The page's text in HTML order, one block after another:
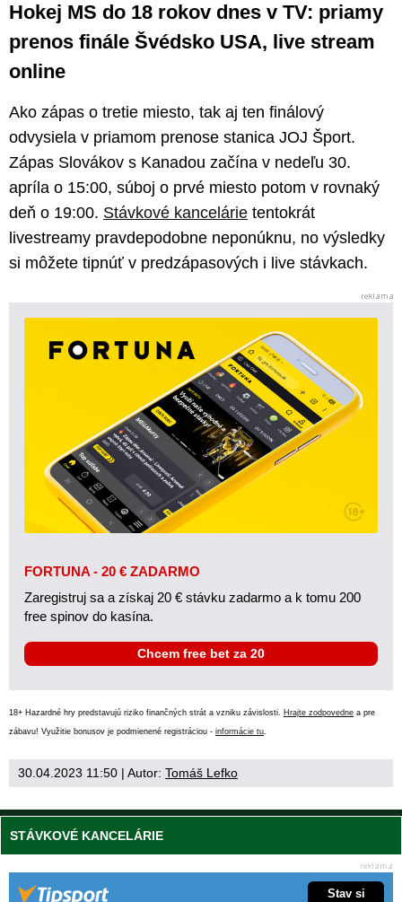
Hokej MS do 18 rokov dnes v TV: priamy
prenos finále Švédsko USA, live stream
online
Ako zápas o tretie miesto, tak aj ten finálový
odvysiela v priamom prenose stanica JOJ Šport.
Zápas Slovákov s Kanadou začína v nedeľu 30.
apríla o 15:00, súboj o prvé miesto potom v rovnaký
deň o 19:00. Stávkové kancelárie tentokrát
livestreamy pravdepodobne neponúknu, no výsledky
si môžete tipnúť v predzápasových i live stávkach.
FORTUNA - 20 € ZADARMO
Zaregistruj sa a získaj 20 € stávku zadarmo a k tomu 200
free spinov do kasína.
Chcem free bet za 20
18+ Hazardné hry predstavujú riziko finančných strát a vzniku závislosti. Hrajte zodpovedne a pre
zábavu! Využitie bonusov je podmienené registráciou - informácie tu.
30.04.2023 11:50 | Autor: Tomáš Lefko
STÁVKOVÉ KANCELÁRIE
Stav si